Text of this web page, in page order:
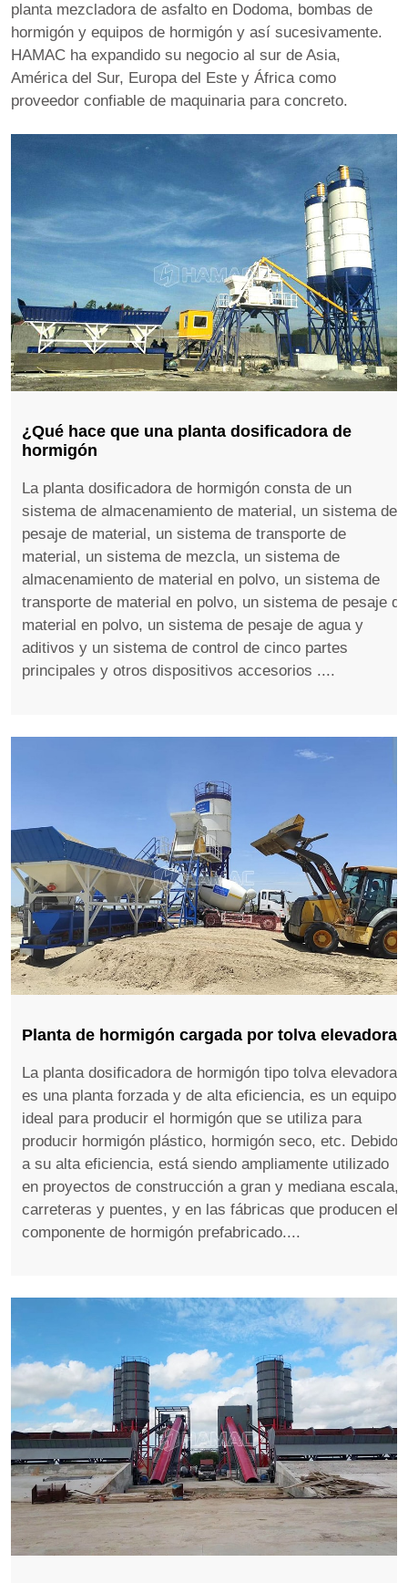
planta mezcladora de asfalto en Dodoma, bombas de
hormigón y equipos de hormigón y así sucesivamente.
HAMAC ha expandido su negocio al sur de Asia,
América del Sur, Europa del Este y África como
proveedor confiable de maquinaria para concreto.
¿Qué hace que una planta dosificadora de
hormigón
La planta dosificadora de hormigón consta de un
sistema de almacenamiento de material, un sistema de
pesaje de material, un sistema de transporte de
material, un sistema de mezcla, un sistema de
almacenamiento de material en polvo, un sistema de
transporte de material en polvo, un sistema de pesaje de
material en polvo, un sistema de pesaje de agua y
aditivos y un sistema de control de cinco partes
principales y otros dispositivos accesorios ....
Planta de hormigón cargada por tolva elevadora
La planta dosificadora de hormigón tipo tolva elevadora
es una planta forzada y de alta eficiencia, es un equipo
ideal para producir el hormigón que se utiliza para
producir hormigón plástico, hormigón seco, etc. Debido
a su alta eficiencia, está siendo ampliamente utilizado
en proyectos de construcción a gran y mediana escala,
carreteras y puentes, y en las fábricas que producen el
componente de hormigón prefabricado....